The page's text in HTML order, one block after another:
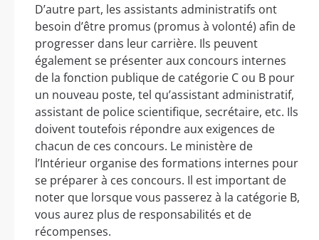
D’autre part, les assistants administratifs ont
besoin d’être promus (promus à volonté) afin de
progresser dans leur carrière. Ils peuvent
également se présenter aux concours internes
de la fonction publique de catégorie C ou B pour
un nouveau poste, tel qu’assistant administratif,
assistant de police scientifique, secrétaire, etc. Ils
doivent toutefois répondre aux exigences de
chacun de ces concours. Le ministère de
l’Intérieur organise des formations internes pour
se préparer à ces concours. Il est important de
noter que lorsque vous passerez à la catégorie B,
vous aurez plus de responsabilités et de
récompenses.